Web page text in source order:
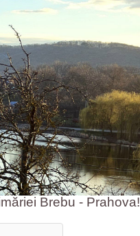
- Prahova!